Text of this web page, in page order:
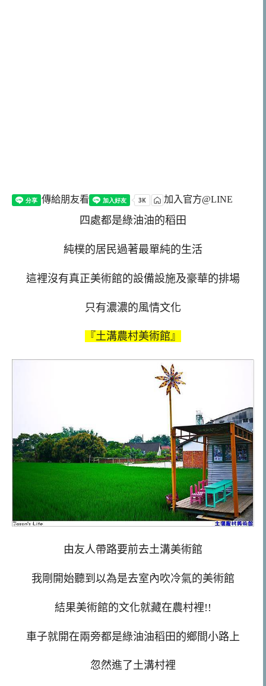
傳給朋友看 加入官方@LINE
四處都是綠油油的稻田
純樸的居民過著最單純的生活
這裡沒有真正美術館的設備設施及豪華的排場
只有濃濃的風情文化
『土溝農村美術館』
由友人帶路要前去土溝美術館
我剛開始聽到以為是去室內吹冷氣的美術館
結果美術館的文化就藏在農村裡!!
車子就開在兩旁都是綠油油稻田的鄉間小路上
忽然進了土溝村裡